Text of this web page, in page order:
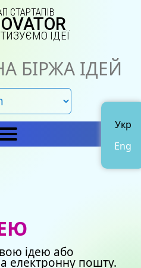
Укр
Eng
СТАРТАПІВ
ІДЕЇ
БІРЖА ІДЕЙ
ідею або
електронну пошту.